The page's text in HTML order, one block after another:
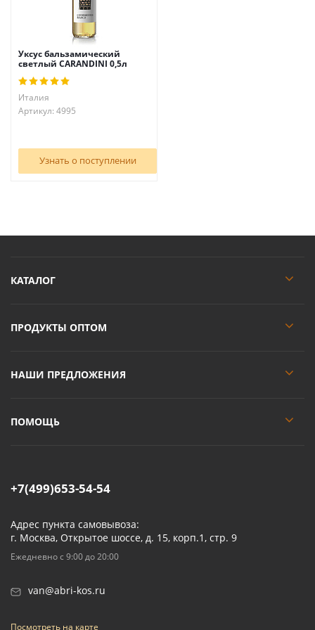
Уксус бальзамический
светлый CARANDINI 0,5л
Италия
Артикул: 4995
Узнать о поступлении
КАТАЛОГ
ПРОДУКТЫ ОПТОМ
НАШИ ПРЕДЛОЖЕНИЯ
ПОМОЩЬ
+7(499)653-54-54
Адрес пункта самовывоза:
г. Москва, Открытое шоссе, д. 15, корп.1, стр. 9
Ежедневно с 9:00 до 20:00
van@abri-kos.ru
Посмотреть на карте